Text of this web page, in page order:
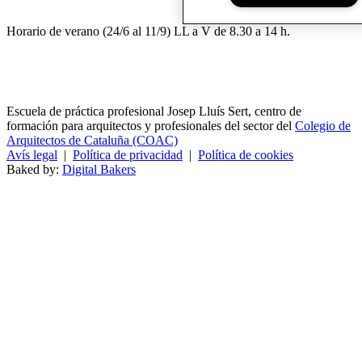
Horario de verano (24/6 al 11/9) LL a V de 8.30 a 14 h.
Escuela de práctica profesional Josep Lluís Sert, centro de
formación para arquitectos y profesionales del sector del Colegio de
Arquitectos de Cataluña (COAC)
Avís legal | Política de privacidad | Política de cookies
Baked by: Digital Bakers